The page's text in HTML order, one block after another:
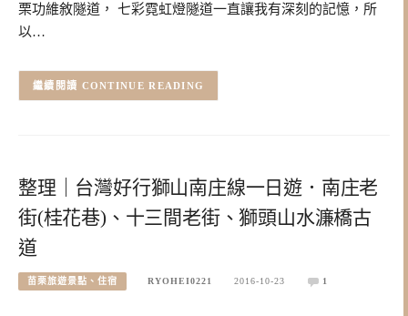
栗功維敘隧道， 七彩霓虹燈隧道一直讓我有深刻的記憶，所
以…
CONTINUE READING
整理｜台灣好行獅山南庄線一日遊．南庄老
街(桂花巷)、十三間老街、獅頭山水濂橋古
道
苗栗旅遊景點、住宿 RYOHEI0221 2016-10-23 1